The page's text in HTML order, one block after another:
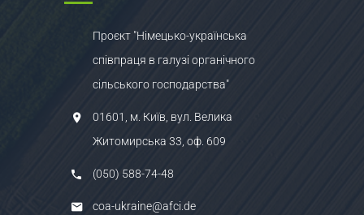
Проєкт "Німецько-українська
співпраця в галузі органічного
сільського господарства"
01601, м. Київ, вул. Велика
Житомирська 33, оф. 609
(050) 588-74-48
coa-ukraine@afci.de